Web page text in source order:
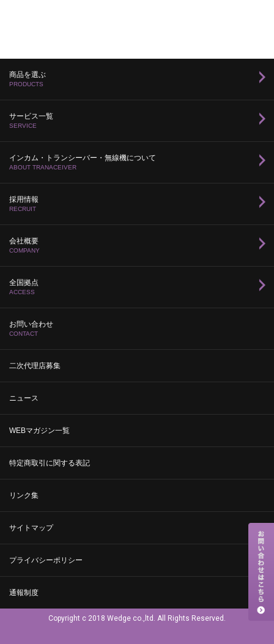
商品を選ぶ
PRODUCTS
サービス一覧
SERVICE
インカム・トランシーバー・無線機について
ABOUT TRANACEIVER
採用情報
RECRUIT
会社概要
COMPANY
全国拠点
ACCESS
お問い合わせ
CONTACT
二次代理店募集
ニュース
WEBマガジン一覧
特定商取引に関する表記
リンク集
サイトマップ
プライバシーポリシー
通報制度
Copyright c 2018 Wedge co.,ltd. All Rights Reserved.